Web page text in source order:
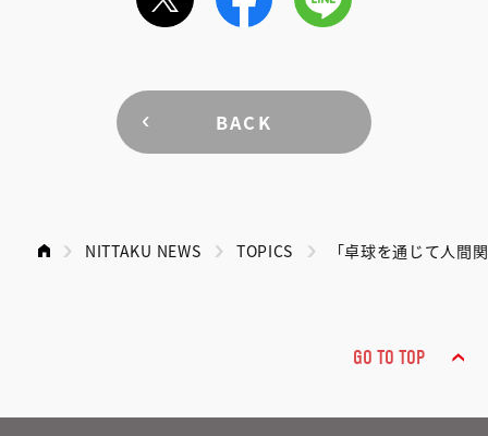
BACK
NITTAKU NEWS TOPICS 「卓球を通じて人
GO TO TOP